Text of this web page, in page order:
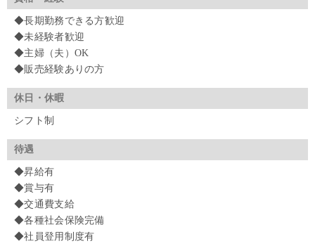
◆長期勤務できる方歓迎
◆未経験者歓迎
◆主婦（夫）OK
◆販売経験ありの方
休日・休暇
シフト制
待遇
◆昇給有
◆賞与有
◆交通費支給
◆各種社会保険完備
◆社員登用制度有